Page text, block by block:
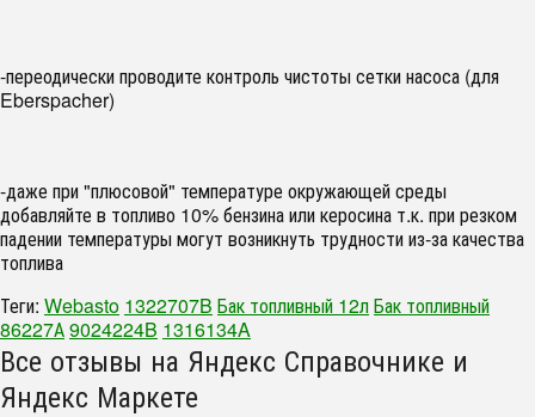
-переодически проводите контроль чистоты сетки насоса (для
Eberspacher)
-даже при "плюсовой" температуре окружающей среды
добавляйте в топливо 10% бензина или керосина т.к. при резком
падении температуры могут возникнуть трудности из-за качества
топлива
Теги: Webasto 1322707B Бак топливный 12лБак топливный
86227А9024224B 1316134A
Все отзывы на Яндекс Справочнике и
Яндекс Маркете